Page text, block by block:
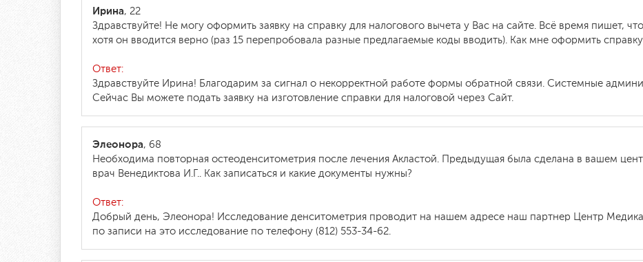
Ирина, 22
Здравствуйте! Не могу оформить заявку на справку для налогового вычета у Вас на сайте. Всё время пишет,
хотя он вводится верно (раз 15 перепробовала разные предлагаемые коды вводить). Как мне оформить
Ответ:
Здравствуйте Ирина! Благодарим за сигнал о некорректной работе формы обратной связи. Системные
Сейчас Вы можете подать заявку на изготовление справки для налоговой через Сайт.
Элеонора, 68
Необходима повторная остеоденситометрия после лечения Акластой. Предыдущая была сделана в вашем
врач Венедиктова И.Г.. Как записаться и какие документы нужны?
Ответ:
Добрый день, Элеонора! Исследование денситометрия проводит на нашем адресе наш партнер Центр
по записи на это исследование по телефону (812) 553-34-62.